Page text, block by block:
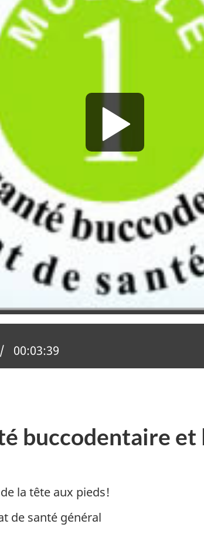
:
Temps total :
00:03:39
buccodentaire
la tête aux pieds!
de santé général